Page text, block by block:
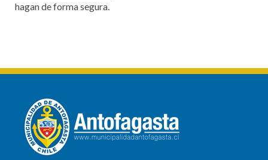
hagan de forma segura.